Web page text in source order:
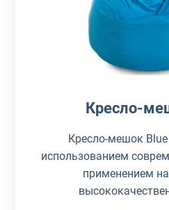
Кресло-
Кресло-мешок Blue
использованием
применением